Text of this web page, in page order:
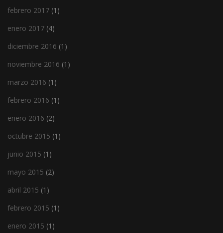
febrero 2017 (1)
enero 2017 (4)
diciembre 2016 (1)
noviembre 2016 (1)
marzo 2016 (1)
febrero 2016 (1)
enero 2016 (2)
octubre 2015 (1)
junio 2015 (1)
mayo 2015 (2)
abril 2015 (1)
febrero 2015 (1)
enero 2015 (1)